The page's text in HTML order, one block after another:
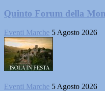
Quinto Forum della
Eventi Marche 5 Agosto 2026
Eventi Marche 5 Agosto 2026